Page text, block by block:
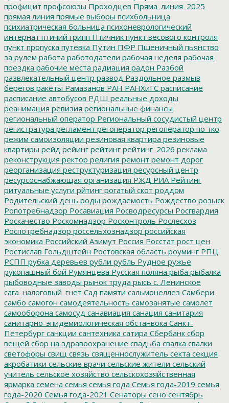
профицит профсоюзы Проходцев Пряма_линия_2025
прямая линия прямые выборы психбольница
психиатрическая больница психоневрологический
интернат птичий грипп Птичник пункт весового контроля
пункт пропуска путевка Путин ПФР Пшеничный пьянство
за рулем работа работодатели рабочая неделя рабочая
поездка рабочие места радиация радон Разбой
развлекательный центр развод Раздольное размыв
берегов ракеты Рамазанов РАН РАНХиГС расписание
расписание автобусов РДШ реальные доходы
реанимация ревизия региональные финансы
региональный оператор Региональный сосудистый центр
регистратура регламент регоператор регоператор по тко
режим самоизоляции резиновая квартира резиновые
квартиры рейд рейинг рейтинг рейтинг_2026 реклама
реконструкция ректор религия ремонт ремонт дорог
реорганизация реструктуризация ресурсный центр
ресурсоснабжающая организация РЖД РИА Рейтинг
ритуальные услуги рйтинг рогатый скот роддом
Родительский день роды рождаемость Рождество розыск
Ропотребнадзор Росавиация Росводресурсы Росгвардия
Роскачество Роскомнадзор Росконтроль Рослесхоз
Роспотребнадзор россельхознадзор российская
экономика Российский Азимут Россия Росстат рост цен
Ростислав Гольдштейн Ростовская область роуминг РПЦ
РСПП рубка деревьев рубли рубль Рудное ружье
рукопашный бой Румянцева Русская поляна рыба рыбалка
рыбоводные заводы рынок труда рысь с. Ленинское
сага_налоговый_гнет Сад памяти сальмонеллез Самбери
самбо самогон самодеятельность самозанятые самолет
самооборона самосуд санавиация санация санитария
санитарно-эпидемиологическая обстанвока Санкт-
Петербург санкции сантехника сатира Сбербанк сбор
вещей сбор на здравоохранение свадьба свалка свалки
светофоры свищ связь священнослужитель секта секция
акробатики сельские врачи сельские жители сельский
учитель сельское хозяйство сельскохозяйственная
ярмарка семена семья семья года Семья года-2019 семья
года-2020 Семья года-2021 Сенаторы сено сентябрь